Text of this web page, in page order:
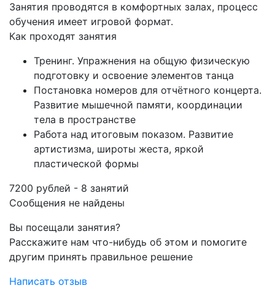
Занятия проводятся в комфортных залах, процесс
обучения имеет игровой формат.
Как проходят занятия
Тренинг. Упражнения на общую физическую
подготовку и освоение элементов танца
Постановка номеров для отчётного концерта.
Развитие мышечной памяти, координации
тела в пространстве
Работа над итоговым показом. Развитие
артистизма, широты жеста, яркой
пластической формы
7200 рублей - 8 занятий
Сообщения не найдены
Вы посещали занятия?
Расскажите нам что-нибудь об этом и помогите
другим принять правильное решение
Написать отзыв